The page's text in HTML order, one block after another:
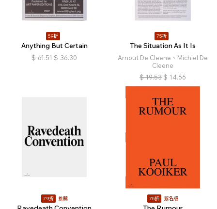
59折
Anything But Certain
$ 61.51 $ 36.30
75折
The Situation As It Is
Arnout De Cleene、Michiel De
Cleene
$ 19.53 $ 14.66
79折 推薦 75折 簽名版